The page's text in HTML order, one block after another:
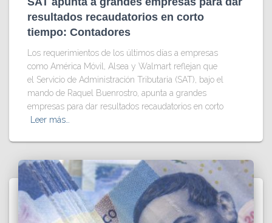
resultados recaudatorios en corto
tiempo: Contadores
Los requerimientos de los últimos días a empresas
como América Móvil, Alsea y Walmart reflejan que
el Servicio de Administración Tributaria (SAT), bajo el
mando de Raquel Buenrostro, apunta a grandes
empresas para dar resultados recaudatorios en corto
Leer más…